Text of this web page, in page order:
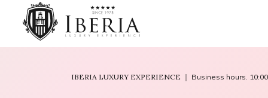
IBERIA LUXURY EXPERIENCE ｜ Business hours.